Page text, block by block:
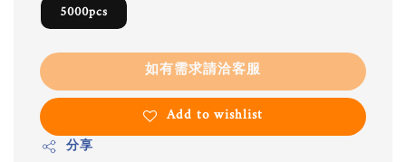
5000pcs
如有需求請洽客服
Add to wishlist
分享